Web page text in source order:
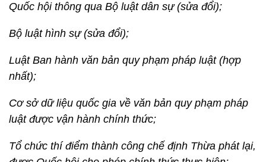
Quốc hội thông qua Bộ luật dân sự (sửa đổi);
Bộ luật hình sự (sửa đổi);
Luật Ban hành văn bản quy phạm pháp luật (hợp
nhất);
Cơ sở dữ liệu quốc gia về văn bản quy phạm pháp
luật được vận hành chính thức;
Tổ chức thí điểm thành công chế định Thừa phát lại,